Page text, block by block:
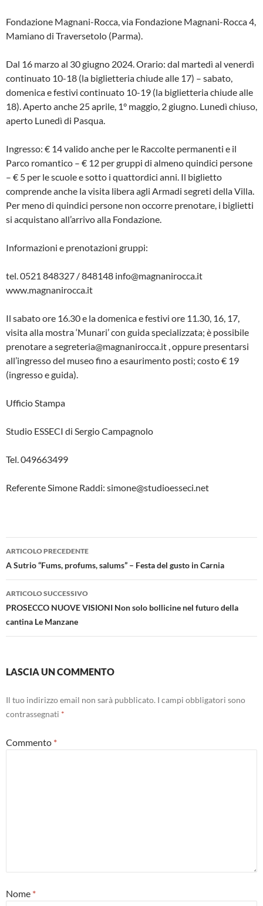
Fondazione Magnani-Rocca, via Fondazione Magnani-Rocca 4,
Mamiano di Traversetolo (Parma).
Dal 16 marzo al 30 giugno 2024. Orario: dal martedì al venerdì
continuato 10-18 (la biglietteria chiude alle 17) – sabato,
domenica e festivi continuato 10-19 (la biglietteria chiude alle
18). Aperto anche 25 aprile, 1° maggio, 2 giugno. Lunedì chiuso,
aperto Lunedì di Pasqua.
Ingresso: € 14 valido anche per le Raccolte permanenti e il
Parco romantico – € 12 per gruppi di almeno quindici persone
– € 5 per le scuole e sotto i quattordici anni. Il biglietto
comprende anche la visita libera agli Armadi segreti della Villa.
Per meno di quindici persone non occorre prenotare, i biglietti
si acquistano all’arrivo alla Fondazione.
Informazioni e prenotazioni gruppi:
tel. 0521 848327 / 848148 info@magnanirocca.it
www.magnanirocca.it
Il sabato ore 16.30 e la domenica e festivi ore 11.30, 16, 17,
visita alla mostra ‘Munari’ con guida specializzata; è possibile
prenotare a segreteria@magnanirocca.it , oppure presentarsi
all’ingresso del museo fino a esaurimento posti; costo € 19
(ingresso e guida).
Ufficio Stampa
Studio ESSECI di Sergio Campagnolo
Tel. 049663499
Referente Simone Raddi: simone@studioesseci.net
Navigazione
articolo
ARTICOLO PRECEDENTE
A Sutrio “Fums, profums, salums” – Festa del gusto in Carnia
ARTICOLO SUCCESSIVO
PROSECCO NUOVE VISIONI Non solo bollicine nel futuro della
cantina Le Manzane
LASCIA UN COMMENTO
Il tuo indirizzo email non sarà pubblicato. I campi obbligatori sono
contrassegnati *
Commento *
Nome *